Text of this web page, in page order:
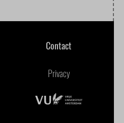
Contact
Privacy